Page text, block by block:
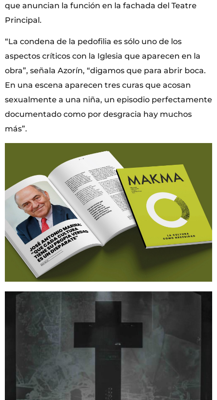
que anuncian la función en la fachada del Teatre
Principal.
“La condena de la pedofilia es sólo uno de los
aspectos críticos con la Iglesia que aparecen en la
obra”, señala Azorín, “digamos que para abrir boca.
En una escena aparecen tres curas que acosan
sexualmente a una niña, un episodio perfectamente
documentado como por desgracia hay muchos
más”.